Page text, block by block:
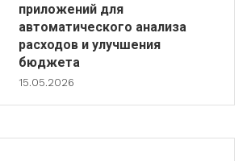
приложений для
автоматического анализа
расходов и улучшения
бюджета
15.05.2026